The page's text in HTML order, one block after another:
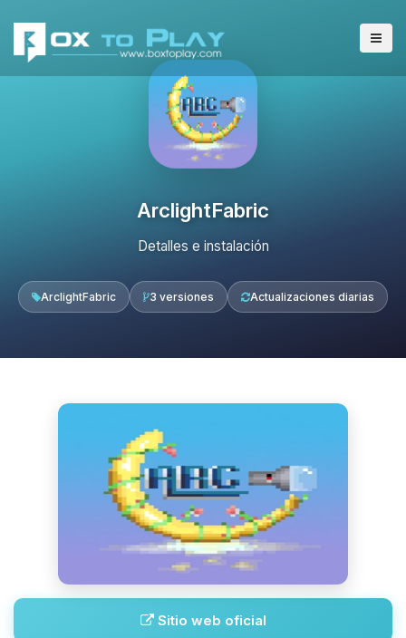
ArclightFabric
Detalles e instalación
ArclightFabric 3 versiones Actualizaciones diarias
Sitio web oficial